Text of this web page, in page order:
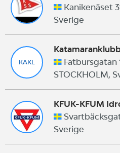
Kanikenäset
Sverige
KAKL
Fatbursgatan
STOCKHOLM,
KFUK-KFUM
Sverige